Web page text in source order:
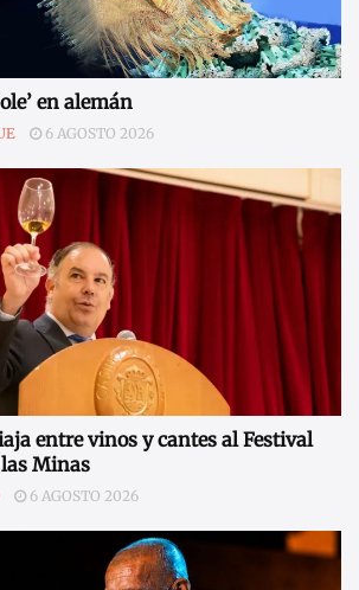
en alemán
6 AGOSTO 2026
entre vinos y cantes al Festival
Minas
6 AGOSTO 2026